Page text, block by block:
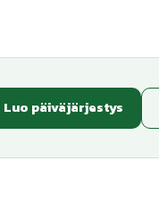
Luo päiväjärjestys